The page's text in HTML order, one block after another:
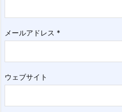
メールアドレス *
ウェブサイト